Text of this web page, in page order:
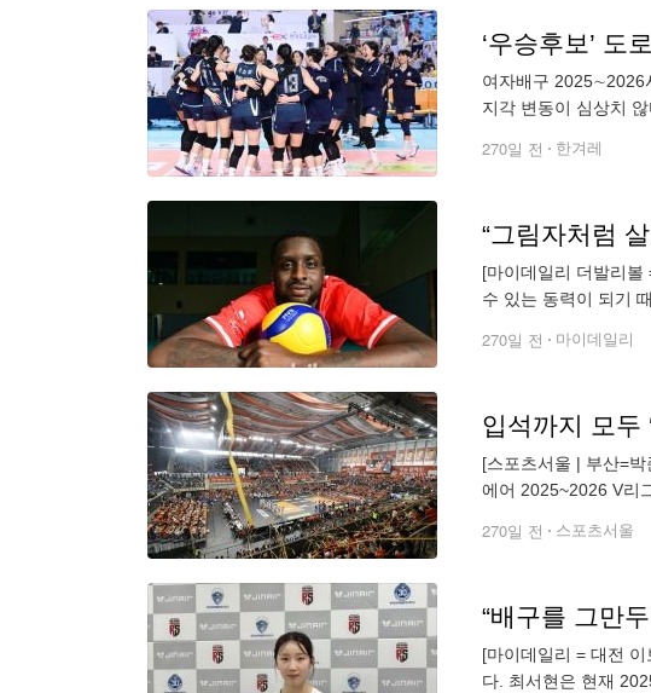
‘우승후보’ 도
여자배구 2025∼2026
지각 변동이 심상치
270일 전 한겨레
[마이데일리 더발리
수 있는 동력이 되기
270일 전 마이데일리
[스포츠서울 | 부산=
에어 2025~2026 V리
270일 전 스포츠서울
[마이데일리 = 대전
다. 최서현은 현재